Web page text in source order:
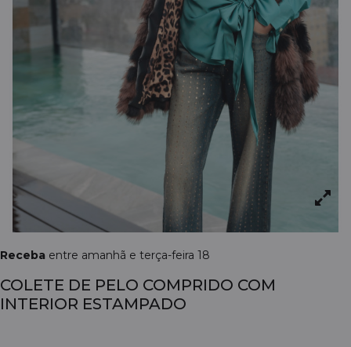
Receba entre amanhã e terça-feira 18
COLETE DE PELO COMPRIDO COM
INTERIOR ESTAMPADO